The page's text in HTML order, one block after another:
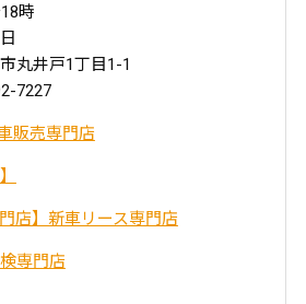
時
丸井戸1丁目1-1
7227
販売専門店
店】新車リース専門店
専門店